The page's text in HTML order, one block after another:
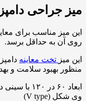
میز جراحی
این میز مناسب برای
روی آن به حداقل برسد.
این میز تخت معاینه
منظور بهبود سلامت و
ابعاد ۶۰ در ۱۲۰ با سینی دندانپزشکی ۴۰، جمعا ۱۶۰ سانتی متر طول
وی شکل (V type)